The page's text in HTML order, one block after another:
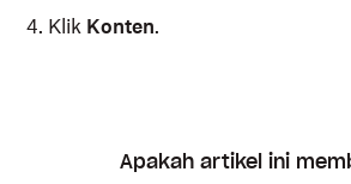
Klik Konten.
Apakah artikel ini